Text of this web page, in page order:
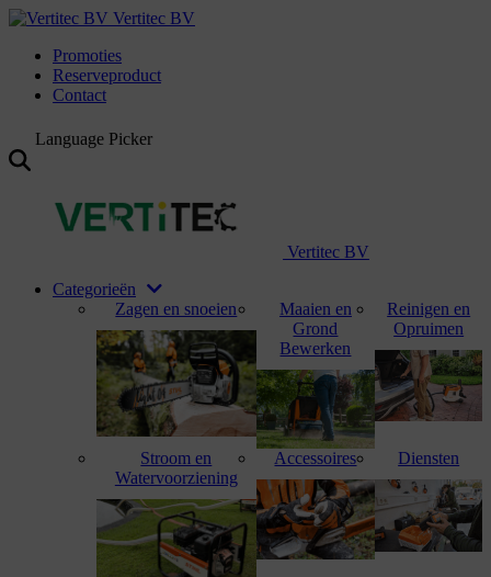
Vertitec BV
Promoties
Reserveproduct
Contact
Language Picker
Vertitec BV
Categorieën
Zagen en snoeien
Maaien en
Grond
Bewerken
Reinigen en
Opruimen
Stroom en
Watervoorziening
Accessoires Diensten